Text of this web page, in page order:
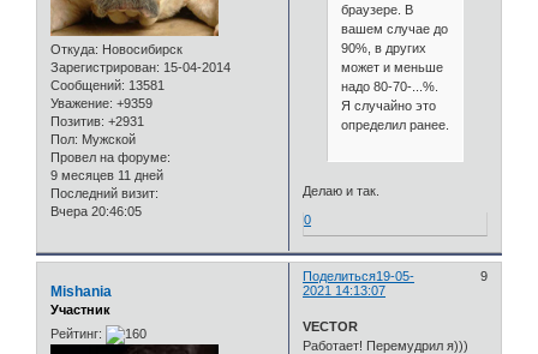
Откуда: Новосибирск
Зарегистрирован: 15-04-2014
Сообщений: 13581
Уважение: +9359
Позитив: +2931
Пол: Мужской
Провел на форуме:
9 месяцев 11 дней
Последний визит:
Вчера 20:46:05
браузере. В
вашем случае до
90%, в других
может и меньше
надо 80-70-...%.
Я случайно это
определил ранее.
Делаю и так.
0
Поделиться 9
19-05-
2021 14:13:07
Mishania
Участник
Рейтинг:
VECTOR
Работает! Перемудрил я)))